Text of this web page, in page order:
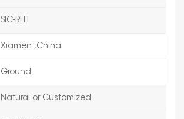
SIC-RH1
Xiamen ,China
Ground
Natural or Customized